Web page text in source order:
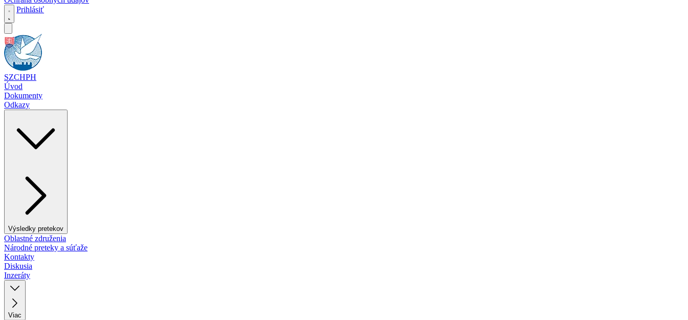
Prihlásiť
SZCHPH
Úvod
Dokumenty
Odkazy
Výsledky pretekov
Oblastné združenia
Národné preteky a súťaže
Kontakty
Diskusia
Inzeráty
Viac